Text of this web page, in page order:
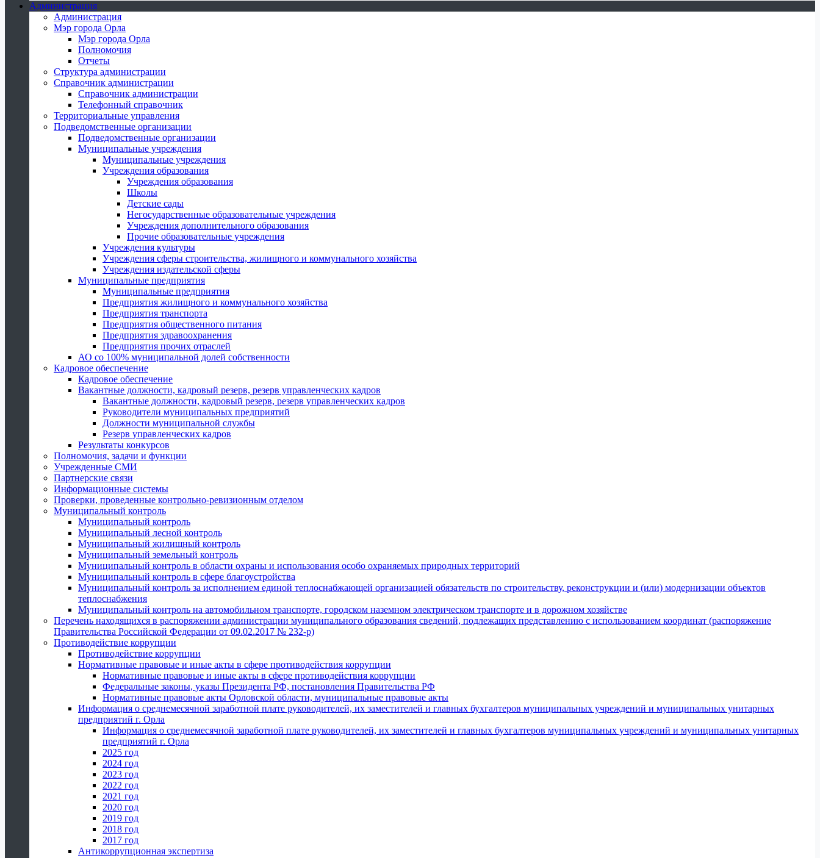
Администрация
Администрация
Мэр города Орла
Мэр города Орла
Полномочия
Отчеты
Структура администрации
Справочник администрации
Справочник администрации
Телефонный справочник
Территориальные управления
Подведомственные организации
Подведомственные организации
Муниципальные учреждения
Муниципальные учреждения
Учреждения образования
Учреждения образования
Школы
Детские сады
Негосударственные образовательные учреждения
Учреждения дополнительного образования
Прочие образовательные учреждения
Учреждения культуры
Учреждения сферы строительства, жилищного и коммунального хозяйства
Учреждения издательской сферы
Муниципальные предприятия
Муниципальные предприятия
Предприятия жилищного и коммунального хозяйства
Предприятия транспорта
Предприятия общественного питания
Предприятия здравоохранения
Предприятия прочих отраслей
АО со 100% муниципальной долей собственности
Кадровое обеспечение
Кадровое обеспечение
Вакантные должности, кадровый резерв, резерв управленческих кадров
Вакантные должности, кадровый резерв, резерв управленческих кадров
Руководители муниципальных предприятий
Должности муниципальной службы
Резерв управленческих кадров
Результаты конкурсов
Полномочия, задачи и функции
Учрежденные СМИ
Партнерские связи
Информационные системы
Проверки, проведенные контрольно-ревизионным отделом
Муниципальный контроль
Муниципальный контроль
Муниципальный лесной контроль
Муниципальный жилищный контроль
Муниципальный земельный контроль
Муниципальный контроль в области охраны и использования особо охраняемых природных территорий
Муниципальный контроль в сфере благоустройства
Муниципальный контроль за исполнением единой теплоснабжающей организацией обязательств по строительству, реконструкции и (или) модернизации объектов
теплоснабжения
Муниципальный контроль на автомобильном транспорте, городском наземном электрическом транспорте и в дорожном хозяйстве
Перечень находящихся в распоряжении администрации муниципального образования сведений, подлежащих представлению с использованием координат (распоряжение
Правительства Российской Федерации от 09.02.2017 № 232-р)
Противодействие коррупции
Противодействие коррупции
Нормативные правовые и иные акты в сфере противодействия коррупции
Нормативные правовые и иные акты в сфере противодействия коррупции
Федеральные законы, указы Президента РФ, постановления Правительства РФ
Нормативные правовые акты Орловской области, муниципальные правовые акты
Информация о среднемесячной заработной плате руководителей, их заместителей и главных бухгалтеров муниципальных учреждений и муниципальных унитарных
предприятий г. Орла
Информация о среднемесячной заработной плате руководителей, их заместителей и главных бухгалтеров муниципальных учреждений и муниципальных унитарных
предприятий г. Орла
2025 год
2024 год
2023 год
2022 год
2021 год
2020 год
2019 год
2018 год
2017 год
Антикоррупционная экспертиза